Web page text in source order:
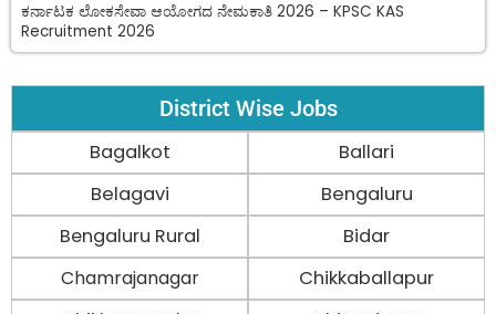
ಕರ್ನಾಟಕ ಲೋಕಸೇವಾ ಆಯೋಗದ ನೇಮಕಾತಿ 2026 – KPSC KAS
Recruitment 2026
District Wise Jobs
Bagalkot
Ballari
Belagavi
Bengaluru
Bengaluru Rural
Bidar
Chamrajanagar
Chikkaballapur